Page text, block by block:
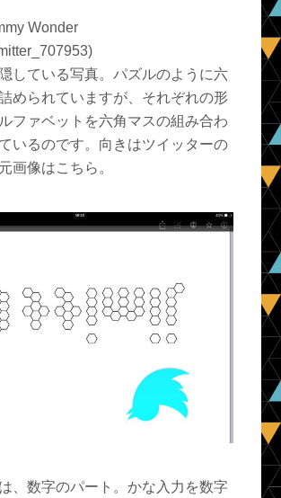
Wonder
している写真。パズルのように六
められていますが、それぞれの形
ファベットを六角マスの組み合わ
いるのです。向きはツイッターの
画像はこちら。
、数字のパート。かな入力を数字